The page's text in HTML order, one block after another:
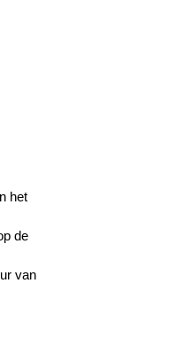
het
de
van